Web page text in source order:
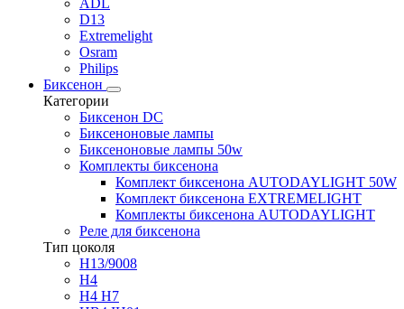
ADL
D13
Extremelight
Osram
Philips
Биксенон
Категории
Биксенон DC
Биксеноновые лампы
Биксеноновые лампы 50w
Комплекты биксенона
Комплект биксенона AUTODAYLIGHT 50W
Комплект биксенона EXTREMELIGHT
Комплекты биксенона AUTODAYLIGHT
Реле для биксенона
Тип цоколя
H13/9008
H4
H4 H7